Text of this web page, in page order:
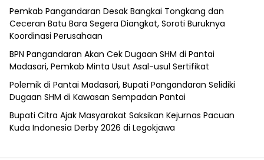
Pemkab Pangandaran Desak Bangkai Tongkang dan
Ceceran Batu Bara Segera Diangkat, Soroti Buruknya
Koordinasi Perusahaan
BPN Pangandaran Akan Cek Dugaan SHM di Pantai
Madasari, Pemkab Minta Usut Asal-usul Sertifikat
Polemik di Pantai Madasari, Bupati Pangandaran Selidiki
Dugaan SHM di Kawasan Sempadan Pantai
Bupati Citra Ajak Masyarakat Saksikan Kejurnas Pacuan
Kuda Indonesia Derby 2026 di Legokjawa